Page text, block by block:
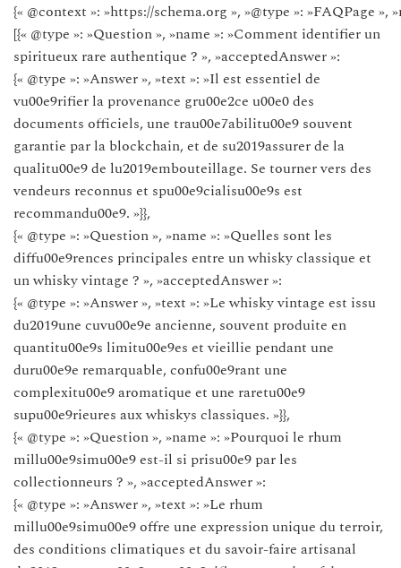
{« @context »: »https://schema.org », »@type »: »FAQPage »,
[{« @type »: »Question », »name »: »Comment identifier un
spiritueux rare authentique ? », »acceptedAnswer »:
{« @type »: »Answer », »text »: »Il est essentiel de
vu00e9rifier la provenance gru00e2ce u00e0 des
documents officiels, une trau00e7abilitu00e9 souvent
garantie par la blockchain, et de su2019assurer de la
qualitu00e9 de lu2019embouteillage. Se tourner vers des
vendeurs reconnus et spu00e9cialisu00e9s est
recommandu00e9. »}},
{« @type »: »Question », »name »: »Quelles sont les
diffu00e9rences principales entre un whisky classique et
un whisky vintage ? », »acceptedAnswer »:
{« @type »: »Answer », »text »: »Le whisky vintage est issu
du2019une cuvu00e9e ancienne, souvent produite en
quantitu00e9s limitu00e9es et vieillie pendant une
duru00e9e remarquable, confu00e9rant une
complexitu00e9 aromatique et une raretu00e9
supu00e9rieures aux whiskys classiques. »}},
{« @type »: »Question », »name »: »Pourquoi le rhum
millu00e9simu00e9 est-il si prisu00e9 par les
collectionneurs ? », »acceptedAnswer »:
{« @type »: »Answer », »text »: »Le rhum
millu00e9simu00e9 offre une expression unique du terroir,
des conditions climatiques et du savoir-faire artisanal